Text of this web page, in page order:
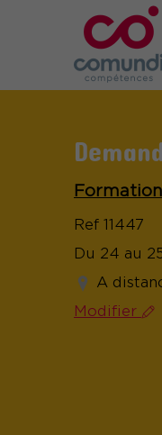
Ref 11447
Du 24 au
A
Modifier